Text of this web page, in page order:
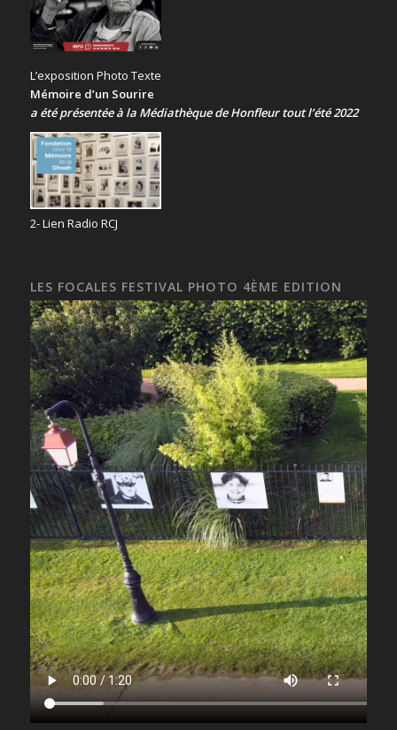
L’exposition Photo Texte
Mémoire d’un Sourire
a été présentéeà la Médiathèque de Honfleur tout l’été 2022
2- Lien Radio RCJ
LES FOCALES FESTIVAL PHOTO 4ÈME EDITION